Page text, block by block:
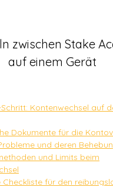
zwischen Stake
auf einem Gerät
Kontenwechsel auf
Dokumente für die
und deren
und Limits beim
Checkliste für den